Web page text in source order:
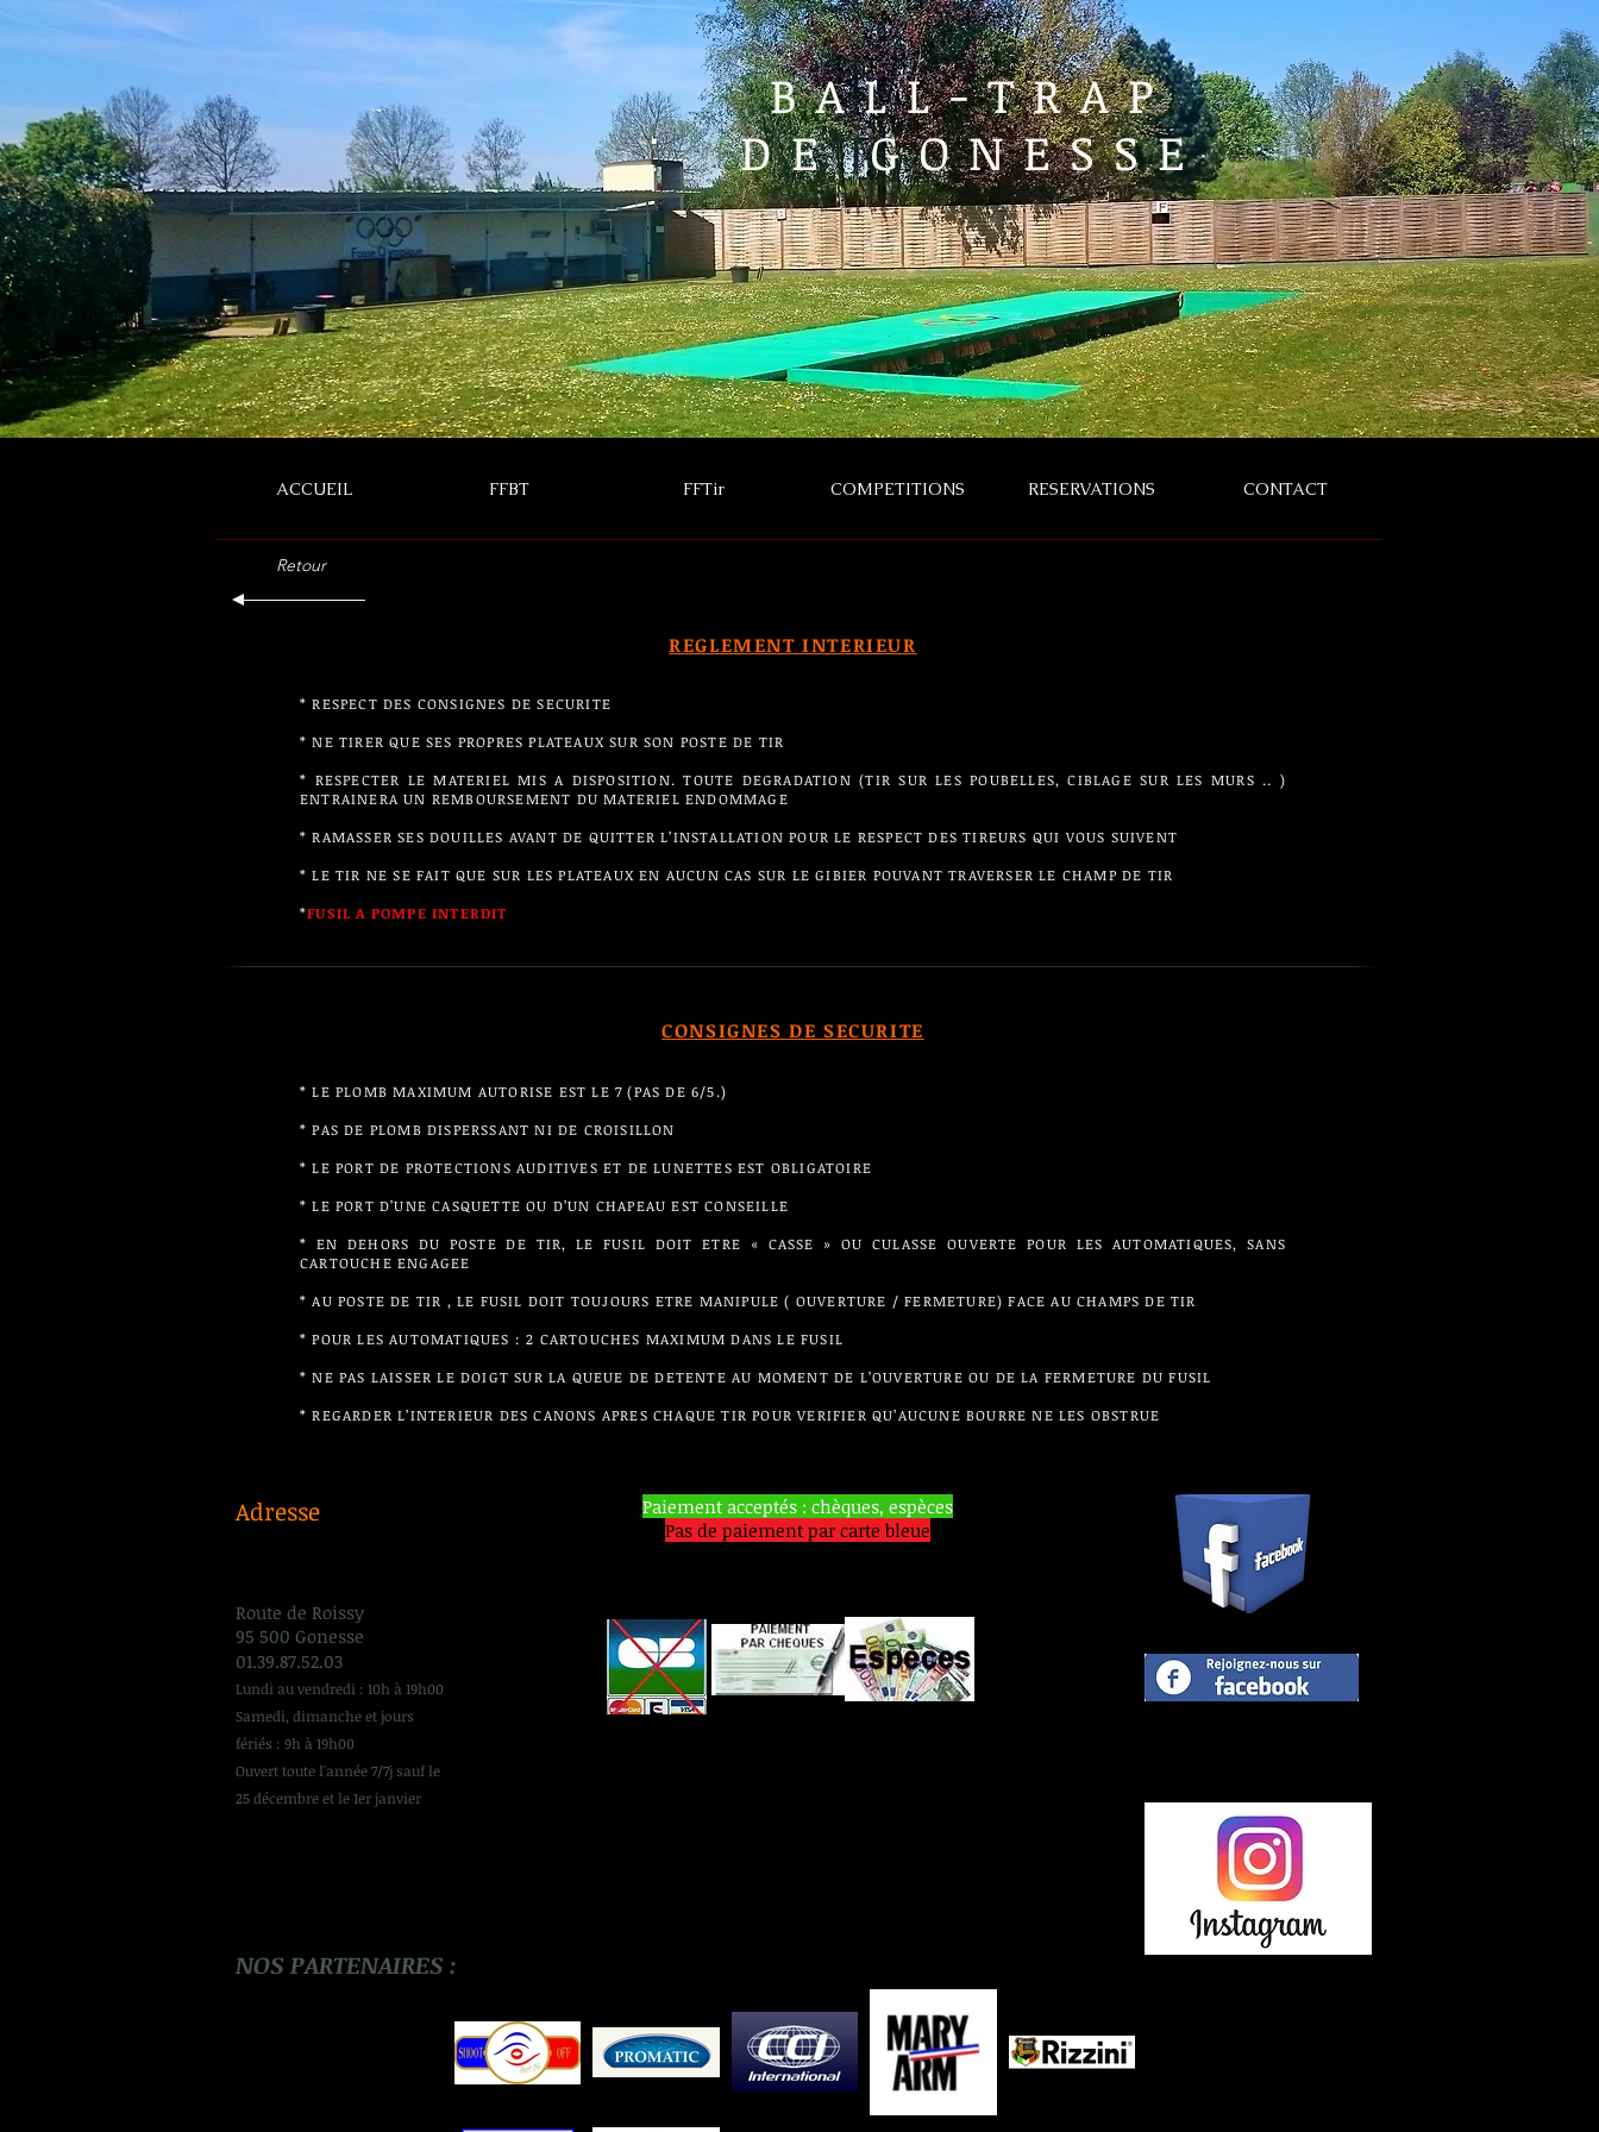
ACCUEIL FFBT FFTir COMPETITIONS RESERVATIONS CONTACT
Retour
REGLEMENT INTERIEUR
* RESPECT DES CONSIGNES DE SECURITE
* NE TIRER QUE SES PROPRES PLATEAUX SUR SON POSTE DE TIR
* RESPECTER LE MATERIEL MIS A DISPOSITION. TOUTE DEGRADATION (TIR SUR LES POUBELLES, CIBLAGE SUR LES MURS .. )
ENTRAINERA UN REMBOURSEMENT DU MATERIEL ENDOMMAGE
* RAMASSER SES DOUILLES AVANT DE QUITTER L’INSTALLATION POUR LE RESPECT DES TIREURS QUI VOUS SUIVENT
* LE TIR NE SE FAIT QUE SUR LES PLATEAUX EN AUCUN CAS SUR LE GIBIER POUVANT TRAVERSER LE CHAMP DE TIR
*FUSIL A POMPE INTERDIT
CONSIGNES DE SECURITE
* LE PLOMB MAXIMUM AUTORISE EST LE 7 (PAS DE 6/5.)
* PAS DE PLOMB DISPERSSANT NI DE CROISILLON
* LE PORT DE PROTECTIONS AUDITIVES ET DE LUNETTES EST OBLIGATOIRE
* LE PORT D’UNE CASQUETTE OU D’UN CHAPEAU EST CONSEILLE
* EN DEHORS DU POSTE DE TIR, LE FUSIL DOIT ETRE « CASSE » OU CULASSE OUVERTE POUR LES AUTOMATIQUES, SANS
CARTOUCHE ENGAGEE
* AU POSTE DE TIR , LE FUSIL DOIT TOUJOURS ETRE MANIPULE ( OUVERTURE / FERMETURE) FACE AU CHAMPS DE TIR
* POUR LES AUTOMATIQUES : 2 CARTOUCHES MAXIMUM DANS LE FUSIL
* NE PAS LAISSER LE DOIGT SUR LA QUEUE DE DETENTE AU MOMENT DE L’OUVERTURE OU DE LA FERMETURE DU FUSIL
* REGARDER L’INTERIEUR DES CANONS APRES CHAQUE TIR POUR VERIFIER QU’AUCUNE BOURRE NE LES OBSTRUE
BALL-TRAP
DE GONESSE
Adresse
Route de Roissy
95 500 Gonesse
01.39.87.52.03
Lundi au vendredi : 10h à 19h00
Samedi, dimanche et jours
fériés : 9h à 19h00
Ouvert toute l'année 7/7j sauf le
25 décembre et le 1er janvier
Paiement acceptés : chèques, espèces
Pas de paiement par carte bleue
NOS PARTENAIRES :